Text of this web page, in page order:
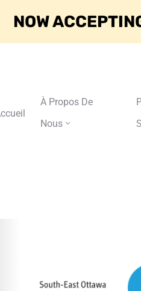
À Propos De
Nous
NOW